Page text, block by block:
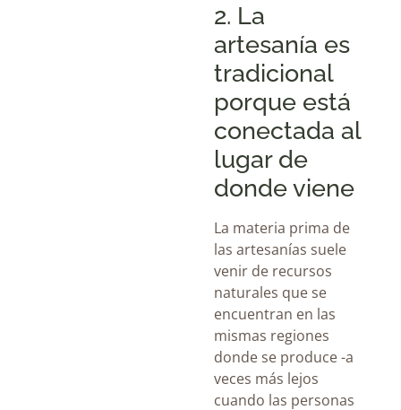
2. La
artesanía es
tradicional
porque está
conectada al
lugar de
donde viene
La materia prima de
las artesanías suele
venir de recursos
naturales que se
encuentran en las
mismas regiones
donde se produce -a
veces más lejos
cuando las personas